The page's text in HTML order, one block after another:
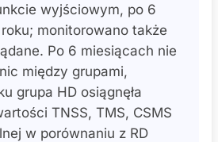
wyjściowym, po 6
monitorowano także
Po 6 miesiącach nie
między grupami,
grupa HD osiągnęła
TNSS, TMS, CSMS
w porównaniu z RD